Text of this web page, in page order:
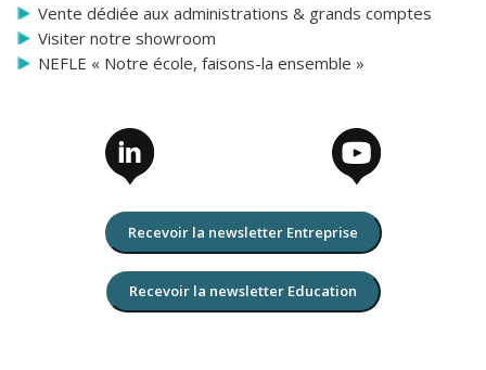
Vente dédiée aux administrations & grands comptes
Visiter notre showroom
NEFLE « Notre école, faisons-la ensemble »
Recevoir la newsletter Entreprise
Recevoir la newsletter Education